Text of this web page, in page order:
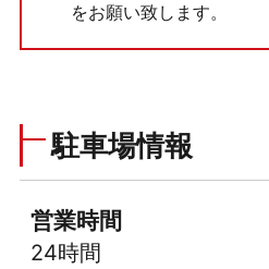
をお願い致します。
駐車場情報
営業時間
24時間